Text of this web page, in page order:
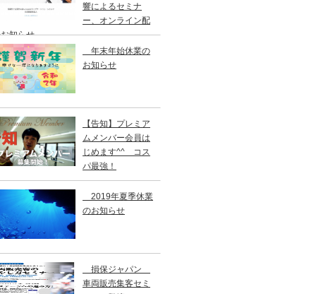
響によるセミナ
ー、オンライン配
知らせ
年末年始休業の
お知らせ
【告知】プレミア
ムメンバー会員は
じめます^^ コス
パ最強！
2019年夏季休業
のお知らせ
損保ジャパン
車両販売集客セミ